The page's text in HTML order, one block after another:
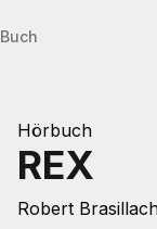
Buch
Hörbuch
REX
Robert